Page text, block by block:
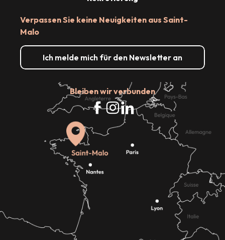
Verpassen Sie keine Neuigkeiten aus Saint-
Malo
Ich melde mich für den Newsletter an
Bleiben wir verbunden